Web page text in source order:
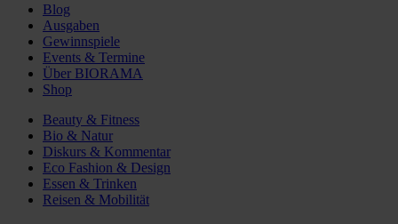
Blog
Ausgaben
Gewinnspiele
Events & Termine
Über BIORAMA
Shop
Beauty & Fitness
Bio & Natur
Diskurs & Kommentar
Eco Fashion & Design
Essen & Trinken
Reisen & Mobilität